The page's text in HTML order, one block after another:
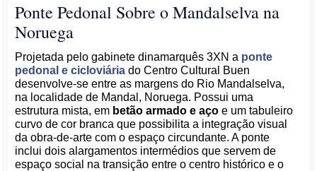
Ponte Pedonal Sobre o Mandalselva na
Noruega
Projetada pelo gabinete dinamarquês 3XN a ponte
pedonal e cicloviária do Centro Cultural Buen
desenvolve-se entre as margens do Rio Mandalselva,
na localidade de Mandal, Noruega. Possui uma
estrutura mista, em betão armado e aço e um tabuleiro
curvo de cor branca que possibilita a integração visual
da obra-de-arte com o espaço circundante. A ponte
inclui dois alargamentos intermédios que servem de
espaço social na transição entre o centro histórico e o